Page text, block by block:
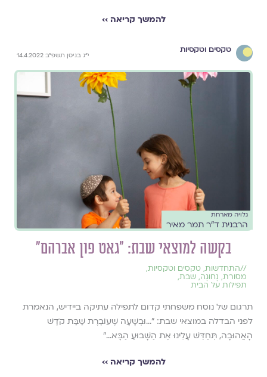
להמשך קריאה ››
טקסים וטקסיות
י״ג בניסן תשפ״ב 14.4.2022
גלויה מארחת
הרבנית ד״ר תמר מאיר
בקשה למוצאי שבת: "גאט פון אברהם"
//התחדשות, טקסים וטקסיות,
מסורת, נָחוּגָה, שבת,
תפילות על הבית
תרגום של נוסח משפחתי קדום לתפילה עתיקה ביידיש, הנאמרת
לפני הבדלה במוצאי שבת: ״...וּבְשָׁעָה שֶׁעוֹבֶרֶת שַׁבַּת קֹדֶשׁ
הָאֲהוּבָה, תְּחַדֵּשׁ עָלֵינוּ אֶת הַשָּׁבוּעַ הַבָּא...״
להמשך קריאה ››